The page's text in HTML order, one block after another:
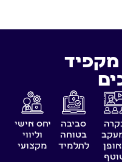
Z-SCHOOL מקפיד
סביבה
בטוחה
לתלמיד
יחס אישי
וליווי
מקצועי